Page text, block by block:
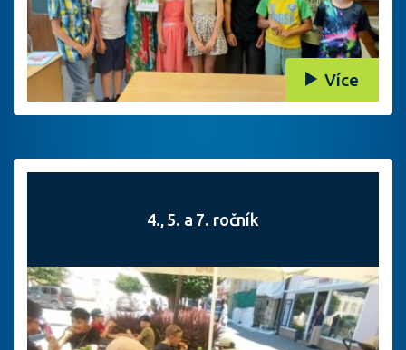
Více
4., 5. a 7. ročník